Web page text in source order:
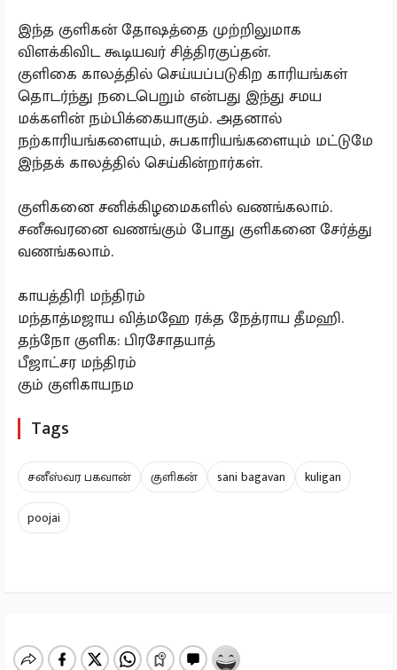
இந்த குளிகன் தோஷத்தை முற்றிலுமாக
விளக்கிவிட கூடியவர் சித்திரகுப்தன்.
குளிகை காலத்தில் செய்யப்படுகிற காரியங்கள்
தொடர்ந்து நடைபெறும் என்பது இந்து சமய
மக்களின் நம்பிக்கையாகும். அதனால்
நற்காரியங்களையும், சுபகாரியங்களையும் மட்டுமே
இந்தக் காலத்தில் செய்கின்றார்கள்.
குளிகனை சனிக்கிழமைகளில் வணங்கலாம்.
சனீசுவரனை வணங்கும் போது குளிகனை சேர்த்து
வணங்கலாம்.
காயத்திரி மந்திரம்
மந்தாத்மஜாய வித்மஹே ரக்த நேத்ராய தீமஹி.
தந்நோ குளிக: பிரசோதயாத்
பீஜாட்சர மந்திரம்
கும் குளிகாயநம
Tags
சனீஸ்வர பகவான் குளிகன் sani bagavan
kuligan
poojai